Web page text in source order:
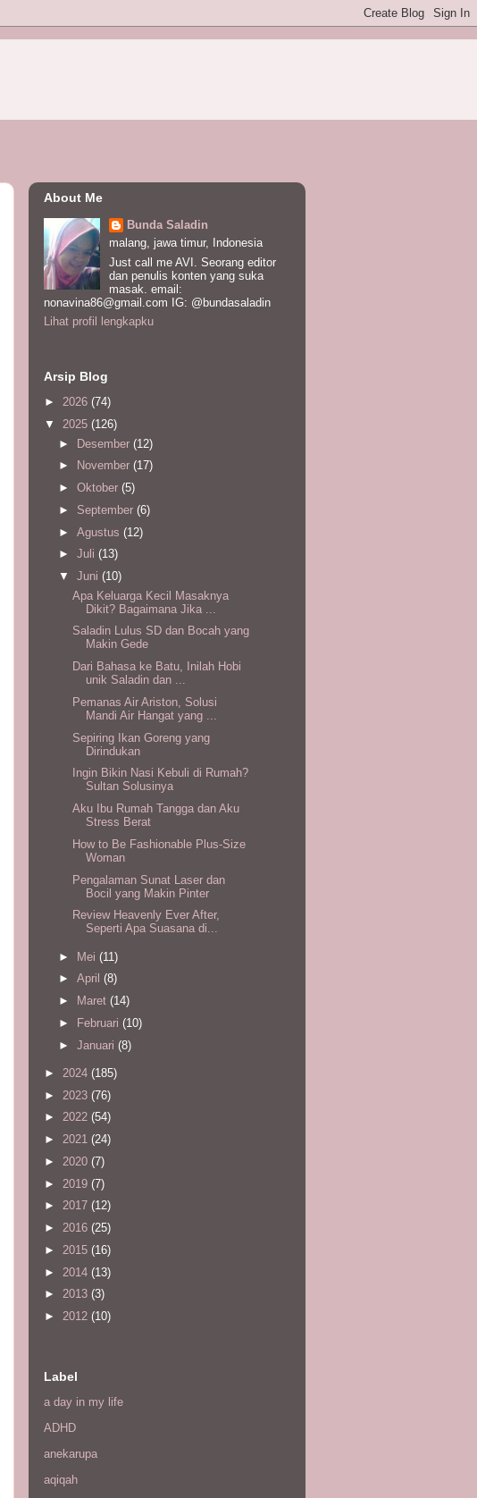
About Me
Bunda Saladin
malang, jawa timur, Indonesia
Just call me AVI. Seorang editor
dan penulis konten yang suka
masak. email:
nonavina86@gmail.com IG: @bundasaladin
Lihat profil lengkapku
Arsip Blog
► 2026 (74)
▼ 2025 (126)
► Desember (12)
►
November (17)
► Oktober (5)
► September (6)
► Agustus (12)
► Juli (13)
▼ Juni (10)
Apa Keluarga Kecil Masaknya
Dikit? Bagaimana Jika ...
Saladin Lulus SD dan Bocah yang
Makin Gede
Dari Bahasa ke Batu, Inilah Hobi
unik Saladin dan ...
Pemanas Air Ariston, Solusi
Mandi Air Hangat yang ...
Sepiring Ikan Goreng yang
Dirindukan
Ingin Bikin Nasi Kebuli di Rumah?
Sultan Solusinya
Aku Ibu Rumah Tangga dan Aku
Stress Berat
How to Be Fashionable Plus-Size
Woman
Pengalaman Sunat Laser dan
Bocil yang Makin Pinter
Review Heavenly Ever After,
Seperti Apa Suasana di...
► Mei (11)
► April (8)
►
Maret (14)
►
Februari (10)
► Januari (8)
► 2024 (185)
► 2023 (76)
► 2022 (54)
► 2021 (24)
► 2020 (7)
► 2019 (7)
► 2017 (12)
► 2016 (25)
► 2015 (16)
► 2014 (13)
► 2013 (3)
► 2012 (10)
Label
a day in my life
ADHD
anekarupa
aqiqah